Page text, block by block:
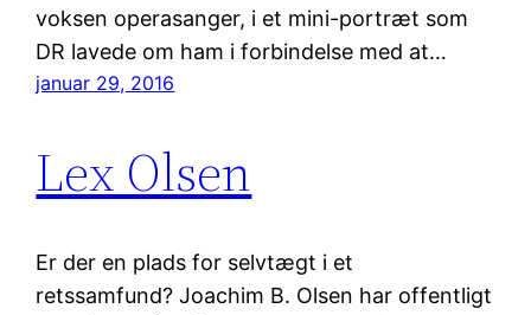
voksen operasanger, i et mini-portræt som
DR lavede om ham i forbindelse med at…
januar 29, 2016
Lex Olsen
Er der en plads for selvtægt i et
retssamfund? Joachim B. Olsen har offentligt